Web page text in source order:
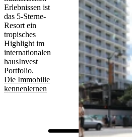
Erlebnissen ist
das 5-Sterne-
Resort ein
tropisches
Highlight im
internationalen
hausInvest
Portfolio.
Die Immobilie
kennenlernen